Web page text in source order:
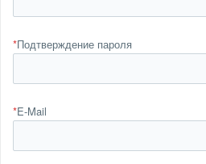
*Подтверждение пароля
*E-Mail